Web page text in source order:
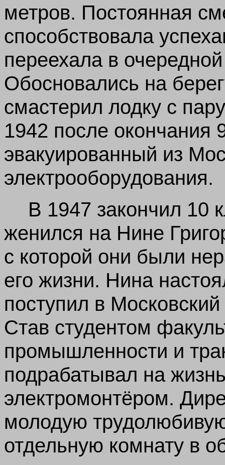
метров. Постоянная
способствовала
переехала в
Обосновались на
смастерил лодку с
1942 после окончания
эвакуированный из
электрооборудования.
В 1947 закончил 10
женился на Нине
с которой они были
его жизни. Нина
поступил в Московский
Став студентом
промышленности и
подрабатывал на
электромонтёром.
молодую
отдельную комнату в